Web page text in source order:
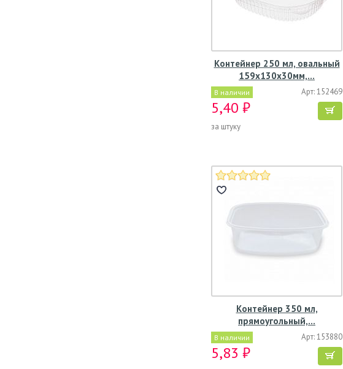
Контейнер 250 мл, овальный
159х130х30мм,…
В наличии Арт: 152469
5,40 ₽
за штуку
Контейнер 350 мл,
прямоугольный,…
В наличии Арт: 153880
5,83 ₽